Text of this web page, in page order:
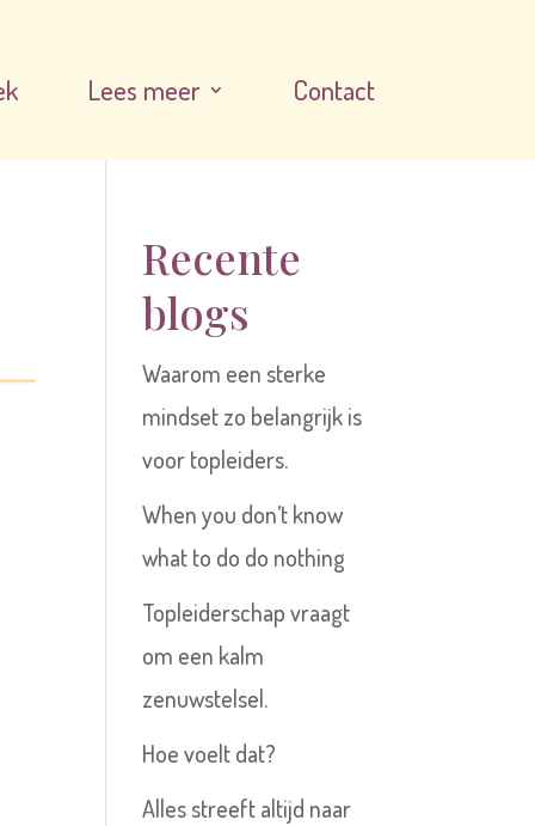
Lees meer Contact
Recente
blogs
Waarom een sterke
mindset zo belangrijk is
voor topleiders.
When you don’t know
what to do do nothing
Topleiderschap vraagt
om een kalm
zenuwstelsel.
Hoe voelt dat?
Alles streeft altijd naar